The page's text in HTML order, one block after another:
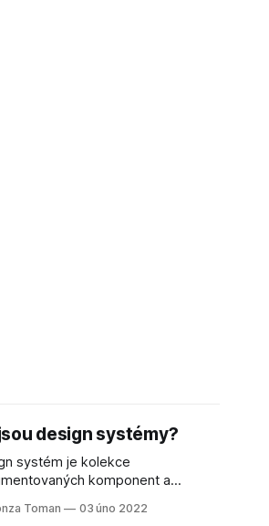
design systémy?
systém je kolekce
komponent a
digitální produkty. Design systémy
Toman 03 úno 2022